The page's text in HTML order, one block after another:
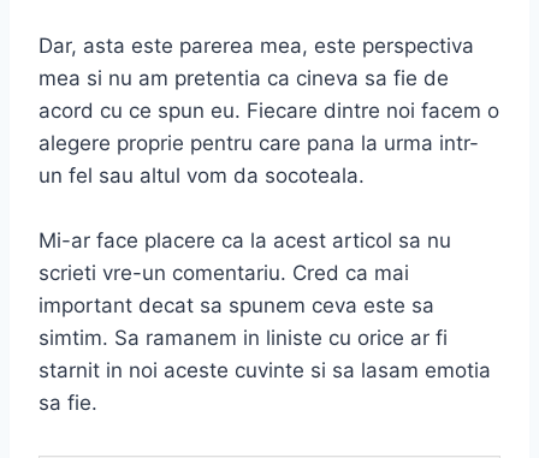
Dar, asta este parerea mea, este perspectiva
mea si nu am pretentia ca cineva sa fie de
acord cu ce spun eu. Fiecare dintre noi facem o
alegere proprie pentru care pana la urma intr-
un fel sau altul vom da socoteala.
Mi-ar face placere ca la acest articol sa nu
scrieti vre-un comentariu. Cred ca mai
important decat sa spunem ceva este sa
simtim. Sa ramanem in liniste cu orice ar fi
starnit in noi aceste cuvinte si sa lasam emotia
sa fie.